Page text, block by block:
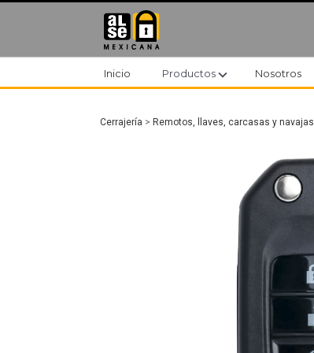
Inicio Productosexpand_more Nosotros
Cerrajería > Remotos, llaves, carcasas y navajas